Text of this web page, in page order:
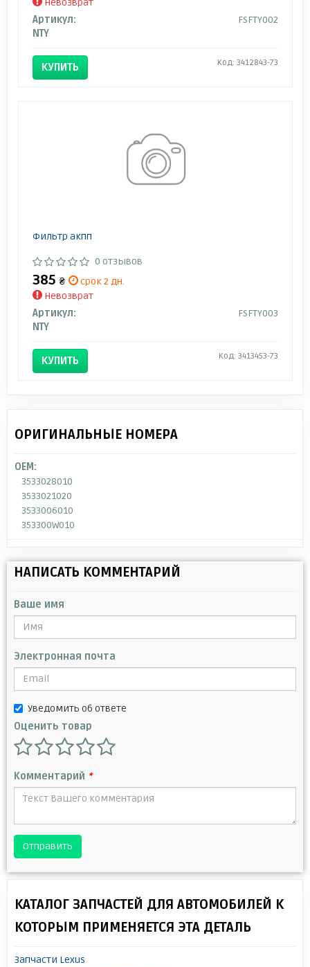
Артикул:
FSFTY002
NTY
КУПИТЬ Код: 3412843-73
Фильтр акпп
0 отзывов
385 ₴
срок 2 дн.
Невозврат
Артикул:
FSFTY003
NTY
КУПИТЬ Код: 3413453-73
ОРИГИНАЛЬНЫЕ НОМЕРА
OEM:
3533028010
3533021020
3533006010
353300W010
НАПИСАТЬ КОММЕНТАРИЙ
Ваше имя
Электронная почта
Уведомить об ответе
Оценить товар
Комментарий *
Отправить
КАТАЛОГ ЗАПЧАСТЕЙ ДЛЯ АВТОМОБИЛЕЙ К
КОТОРЫМ ПРИМЕНЯЕТСЯ ЭТА ДЕТАЛЬ
Запчасти Lexus